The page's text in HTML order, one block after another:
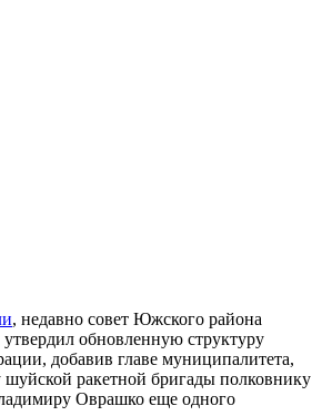
, недавно совет Южского района
обновленную структуру
добавив главе муниципалитета,
ракетной бригады полковнику
Оврашко еще одного